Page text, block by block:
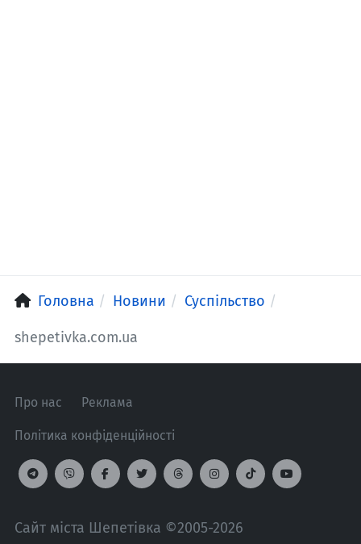
Головна Новини Суспільство
shepetivka.com.ua
Про нас Реклама
Політика конфіденційності
Сайт міста Шепетівка ©2005-2026